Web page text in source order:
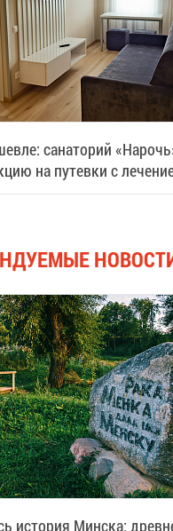
санаторий
на путевки с
история Минска: